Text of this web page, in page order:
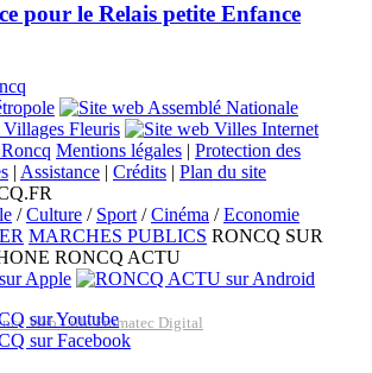
pour le Relais petite Enfance
Mentions légales | Protection des
| Assistance | Crédits | Plan du site
/Culture / Sport /Cinéma /Economie
MARCHES PUBLICS RONCQ SUR
RONCQ ACTU
Web Lille Promatec Digital